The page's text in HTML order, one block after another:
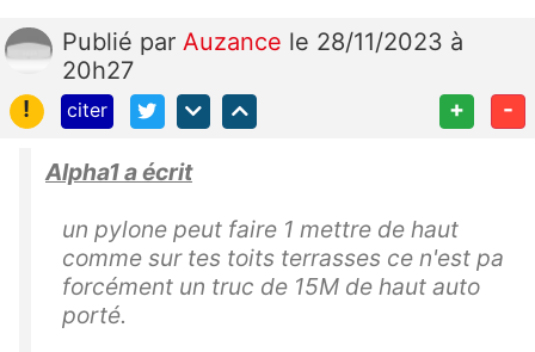
Publié par Auzance le 28/11/2023 à
20h27
!
citer + -
Alpha1 a écrit
un pylone peut faire 1 mettre de haut
comme sur tes toits terrasses ce n'est pa
forcément un truc de 15M de haut auto
porté.